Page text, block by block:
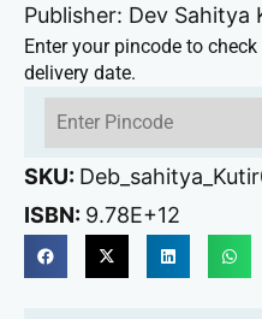
Publisher: Dev Sahitya
Enter your pincode to
delivery date.
SKU:
ISBN: 9.78E+12